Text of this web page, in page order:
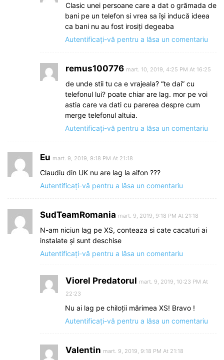
Clasic unei persoane care a dat o grămada de
bani pe un telefon si vrea sa își inducă ideea
ca bani nu au fost irosiți degeaba
Autentificați-vă pentru a lăsa un comentariu
remus100776 mart. 10, 2019, 4:25 PM At 16:25
de unde stii tu ca e vrajeala? “te dai” cu
telefonul lui? poate chiar are lag. mor pe voi
astia care va dati cu parerea despre cum
merge telefonul altuia.
Autentificați-vă pentru a lăsa un comentariu
Eu mart. 9, 2019, 9:18 PM At 21:18
Claudiu din UK nu are lag la aifon ???
Autentificați-vă pentru a lăsa un comentariu
SudTeamRomania mart. 9, 2019, 9:18 PM At 21:18
N-am niciun lag pe XS, conteaza si cate cacaturi ai
instalate și sunt deschise
Autentificați-vă pentru a lăsa un comentariu
Viorel Predatorul mart. 9, 2019, 10:23 PM At
22:23
Nu ai lag pe chiloții mărimea XS! Bravo !
Autentificați-vă pentru a lăsa un comentariu
Valentin mart. 9, 2019, 9:18 PM At 21:18